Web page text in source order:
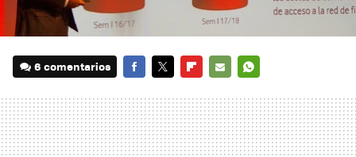
6 comentarios
MAIL